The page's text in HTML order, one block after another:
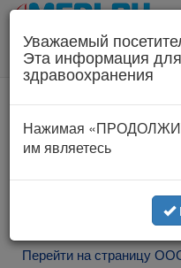
Для специалистов
Соглашение об
Уважаемый
Эта информация
здравоохранения
Нажимая
им являетесь
www.polysan.ru
Перейти на страницу